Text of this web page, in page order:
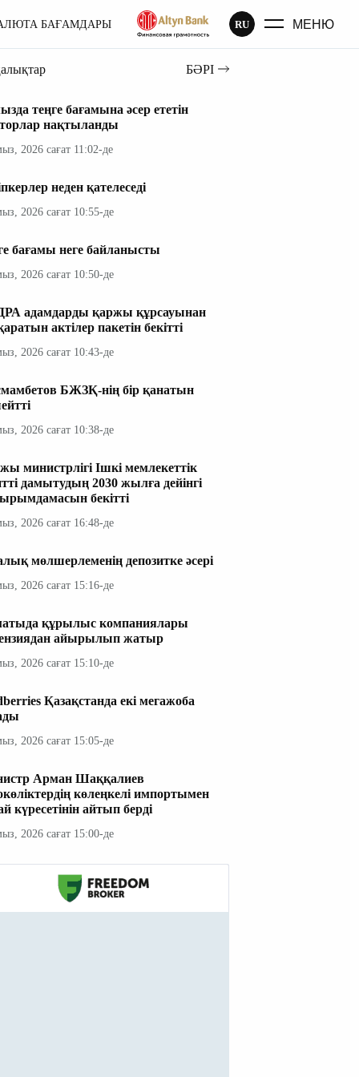
БАҒАМДАРЫ RU МЕНЮ
БӘРІ
теңге бағамына әсер ететін
нақтыланды
2026 сағат 11:02-де
неден қателеседі
2026 сағат 10:55-де
бағамы неге байланысты
2026 сағат 10:50-де
адамдарды қаржы құрсауынан
актілер пакетін бекітті
2026 сағат 10:43-де
БЖЗҚ-нің бір қанатын
2026 сағат 10:38-де
министрлігі Ішкі мемлекеттік
дамытудың 2030 жылға дейінгі
бекітті
2026 сағат 16:48-де
мөлшерлеменің депозитке әсері
2026 сағат 15:16-де
құрылыс компаниялары
айырылып жатыр
2026 сағат 15:10-де
Қазақстанда екі мегажоба
2026 сағат 15:05-де
Арман Шаққалиев
көлеңкелі импортымен
күресетінін айтып берді
2026 сағат 15:00-де